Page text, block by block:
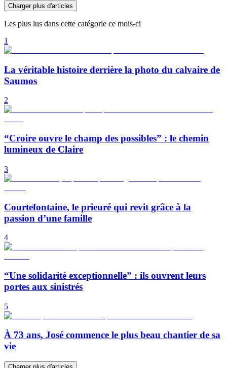
Charger plus d'articles
Les plus lus dans cette catégorie ce mois-ci
1
La véritable histoire derrière la photo du calvaire de
Saumos
2
“Croire ouvre le champ des possibles” : le chemin
lumineux de Claire
3
Courtefontaine, le prieuré qui revit grâce à la
passion d’une famille
4
“Une solidarité exceptionnelle” : ils ouvrent leurs
portes aux sinistrés
5
À 73 ans, José commence le plus beau chantier de sa
vie